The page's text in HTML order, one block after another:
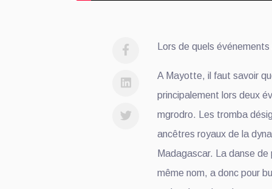
Lors de quels
A Mayotte, il faut savoir
principalement lors deux
mgrodro. Les tromba
ancêtres royaux de la
Madagascar. La danse
même nom, a donc pour